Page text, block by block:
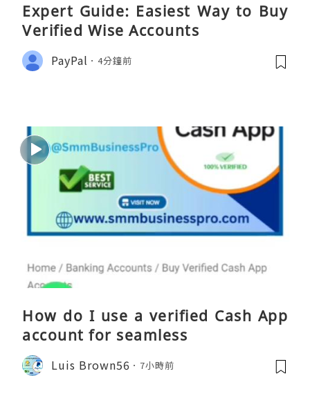
Expert Guide: Easiest Way to Buy
Verified Wise Accounts
PayPal 4分鐘前
How do I use a verified Cash App
account for seamless
Luis Brown56 7小時前